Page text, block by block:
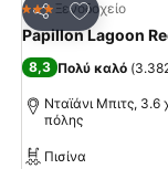
Κοινοποίηση
Προσθήκη
3 ΑστέριαΞενοδοχείο
Papillon Lagoon
8,3 Πολύ καλό (
Νταϊάνι Μπιτς,
πόλης
Πισίνα